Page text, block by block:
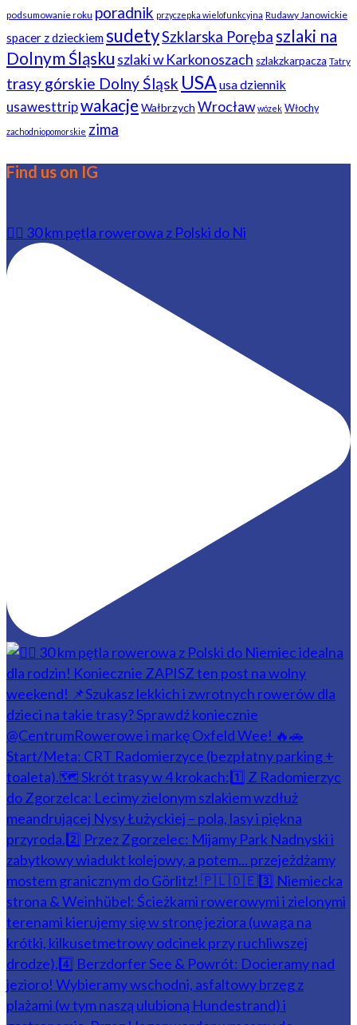
podsumowanie roku poradnik przyczepka wielofunkcyjna Rudawy Janowickie
spacer z dzieckiemsudetySzklarska Porębaszlaki na
Dolnym Śląsku szlaki w Karkonoszach szlakzkarpacza Tatry
trasy górskie Dolny Śląsk USAusa dziennik
usawesttripwakacje Wałbrzych Wrocław wózek Włochy
zachodniopomorskie zima
Find us on IG
🚴‍♂️ 30 km pętla rowerowa z Polski do Ni